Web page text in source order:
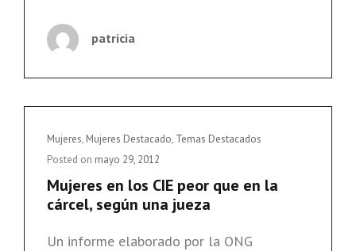
patricia
Cat
Links
Mujeres, Mujeres Destacado, Temas Destacados
Posted on mayo 29, 2012
Mujeres en los CIE peor que en la
cárcel, según una jueza
Un informe elaborado por la ONG